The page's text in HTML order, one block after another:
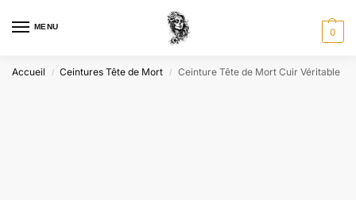
MENU 0
Accueil / Ceintures Tête de Mort / Ceinture Tête de Mort Cuir Véritable